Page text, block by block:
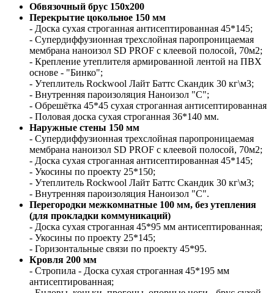
Обвязочный брус 150х200
Перекрытие цокольное 150 мм
- Доска сухая строганная антисептированная 45*145;
- Супердиффузионная трехслойная паропроницаемая
мембрана наноизол SD PROF c клеевой полосой, 70м2;
- Крепление утеплителя армированной лентой на ПВХ
основе - "Бинко";
- Утеплитель Rockwool Лайт Баттс Скандик 30 кг\м3;
- Внутренняя пароизоляция Наноизол "С";
- Обрешётка 45*45 сухая строганная антисептированная
- Половая доска сухая строганная 36*140 мм.
Наружные стены 150 мм
- Супердиффузионная трехслойная паропроницаемая
мембрана наноизол SD PROF c клеевой полосой, 70м2;
- Доска сухая строганная антисептированная 45*145;
- Укосины по проекту 25*150;
- Утеплитель Rockwool Лайт Баттс Скандик 30 кг\м3;
- Внутренняя пароизоляция Наноизол "С".
Перегородки межкомнатные 100 мм, без утепления
(для прокладки коммуникаций)
- Доска сухая строганная 45*95 мм антисептированная;
- Укосины по проекту 25*145;
- Горизонтальные связи по проекту 45*95.
Кровля 200 мм
- Стропила - Доска сухая строганная 45*195 мм
антисептированная;